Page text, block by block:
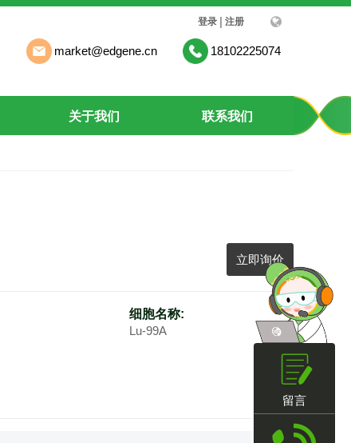
market@edgene.cn 18102225074
登录 | 注册
关于我们 联系我们
立即询价
细胞名称:
Lu-99A
留言